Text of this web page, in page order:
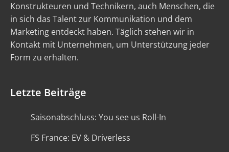
Konstrukteuren und Technikern, auch Menschen, die
in sich das Talent zur Kommunikation und dem
Marketing entdeckt haben. Täglich stehen wir in
Kontakt mit Unternehmen, um Unterstützung jeder
Form zu erhalten.
Letzte Beiträge
Saisonabschluss: You see us Roll-In
FS France: EV & Driverless